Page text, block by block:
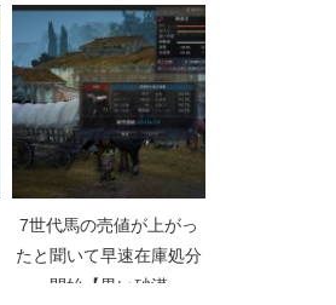
た【黒い砂漠Part4544】
7世代馬の売値が上がっ
たと聞いて早速在庫処分
開始【黒い砂漠